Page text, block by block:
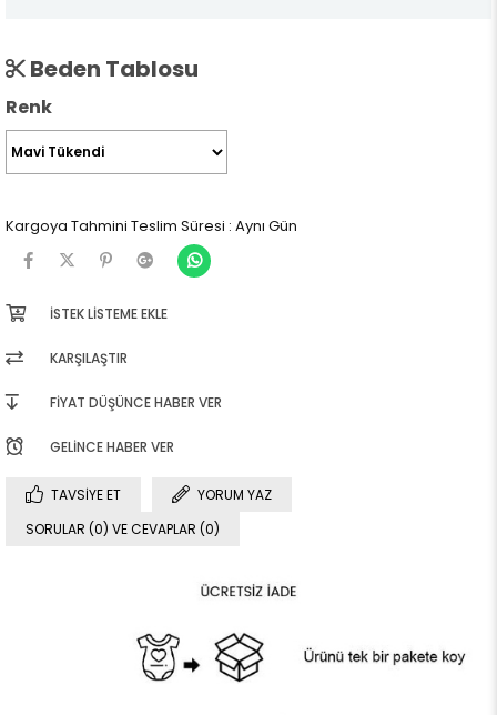
Beden Tablosu
Renk
Kargoya Tahmini Teslim Süresi : Aynı Gün
İSTEK LISTEME EKLE
KARŞILAŞTIR
FIYAT DÜŞÜNCE HABER VER
GELINCE HABER VER
TAVSIYE ET
YORUM YAZ
SORULAR (0) VE CEVAPLAR (0)